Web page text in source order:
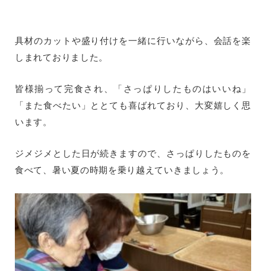
具材のカットや盛り付けを一緒に行いながら、会話を楽
しまれておりました。
皆様揃って完食され、「さっぱりしたものはいいね」
「また食べたい」ととても喜ばれており、大変嬉しく思
います。
ジメジメとした日が続きますので、さっぱりしたものを
食べて、暑い夏の時期を乗り越えていきましょう。